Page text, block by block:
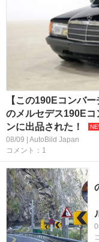
【この190Eコンバ
のメルセデス190Eコ
ンに出品された！
08/09 | AutoBild Japan
コメント：1